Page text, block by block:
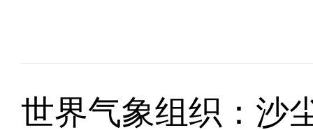
世界气象组织：沙